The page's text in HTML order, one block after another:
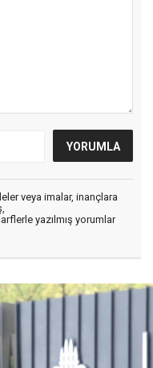
veya imalar, inançlara
yazılmış yorumlar